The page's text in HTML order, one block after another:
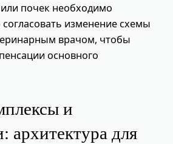
почек необходимо
изменение схемы
врачом, чтобы
основного
и
архитектура для